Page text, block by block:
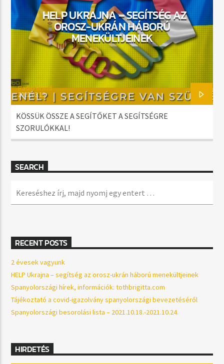
HELP UKRAJNA – SEGÍTSÉG AZ
OROSZ-UKRÁN HÁBORÚ
MENEKÜLTJEINEK
Radio Brand
2022.03.13.
KÖSSÜK ÖSSZE A SEGÍTŐKET A SEGÍTSÉGRE
SZORULÓKKAL!
SEARCH
RECENT POSTS
2 évesek vagyunk
HELP Ukrajna – segítség az orosz-ukrán háború menekültjeinek
Spanyolországi hírek, információk: tothbrigitta.com
Tájékoztató a covid-igazolvány spanyolországi bevezetéséről
Spanyolországi besorolási lista – 2021.10.18.-2021.10.24.
HIRDETÉS